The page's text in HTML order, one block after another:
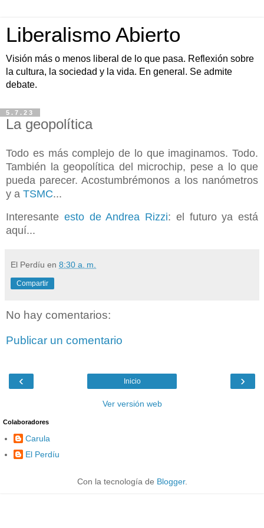
Liberalismo Abierto
Visión más o menos liberal de lo que pasa. Reflexión sobre
la cultura, la sociedad y la vida. En general. Se admite
debate.
5.7.23
La geopolítica
Todo es más complejo de lo que imaginamos. Todo.
También la geopolítica del microchip, pese a lo que
pueda parecer. Acostumbrémonos a los nanómetros
y a TSMC...
Interesante esto de Andrea Rizzi: el futuro ya está
aquí...
El Perdíu en 8:30 a. m.
Compartir
No hay comentarios:
Publicar un comentario
‹ ›
Inicio
Ver versión web
Colaboradores
Carula
El Perdíu
Con la tecnología de Blogger.